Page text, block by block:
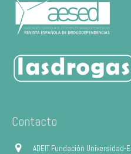
Contacto
ADEIT Fundación